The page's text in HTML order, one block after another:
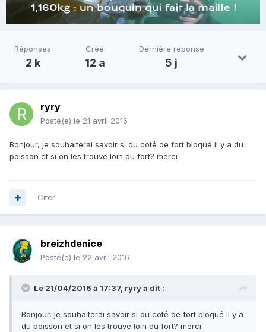
Réponses
2 k
Créé
12 a
Dernière réponse
5 j
ryry
Posté(e) le 21 avril 2016
Bonjour, je souhaiterai savoir si du coté de fort bloqué il y a du
poisson et si on les trouve loin du fort? merci
Citer
breizhdenice
Posté(e) le 22 avril 2016
Le 21/04/2016 à 17:37, ryry a dit :
Bonjour, je souhaiterai savoir si du coté de fort bloqué il y a
du poisson et si on les trouve loin du fort? merci